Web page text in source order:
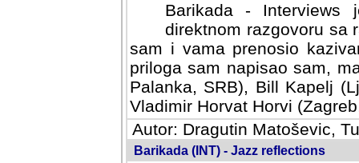
Barikada - Interviews
direktnom razgovoru sa
sam i vama prenosio
priloga sam napisao sam,
Palanka, SRB), Bill Kapelj
Vladimir Horvat Horvi
Autor: Dragutin Matoševic,
Barikada (INT) - Jazz reflections